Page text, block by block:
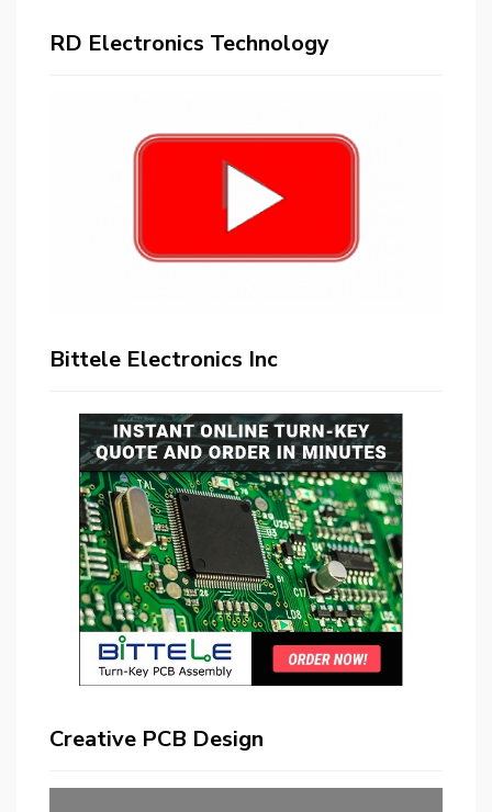
RD Electronics Technology
Bittele Electronics Inc
Creative PCB Design